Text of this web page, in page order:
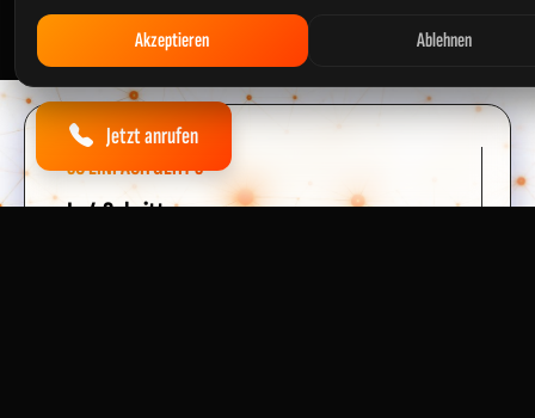
Jetzt anrufen
SO EINFACH GEHT'S
In 4 Schritten
Akzeptieren Ablehnen